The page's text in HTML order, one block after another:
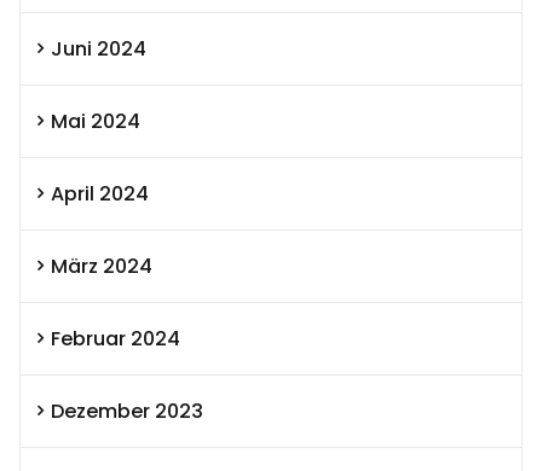
Juni 2024
Mai 2024
April 2024
März 2024
Februar 2024
Dezember 2023